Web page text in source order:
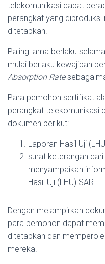
telekomunikasi dapat
perangkat yang diproduksi
ditetapkan.
Paling lama berlaku
mulai berlaku kewajiban
Absorption Rate
Para pemohon sertifikat
perangkat telekomunikasi
dokumen berikut:
Laporan Hasil Uji
surat keterangan
menyampaikan
Hasil Uji (LHU) SAR.
Dengan melampirkan
para pemohon dapat
ditetapkan dan
mereka.